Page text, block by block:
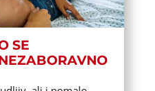
SE